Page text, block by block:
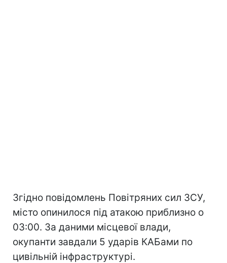
Згідно повідомлень Повітряних сил ЗСУ,
місто опинилося під атакою приблизно о
03:00. За даними місцевої влади,
окупанти завдали 5 ударів КАБами по
цивільній інфраструктурі.